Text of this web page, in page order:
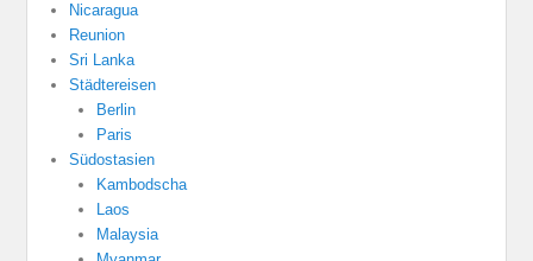
Nicaragua
Reunion
Sri Lanka
Städtereisen
Berlin
Paris
Südostasien
Kambodscha
Laos
Malaysia